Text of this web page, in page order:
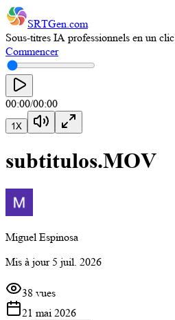
SRTGen.com
Sous-titres IA professionnels en un clic
Commencer
00:00/00:00
1X
subtitulos.MOV
Miguel Espinosa
Mis à jour 5 juil. 2026
38 vues
21 mai 2026